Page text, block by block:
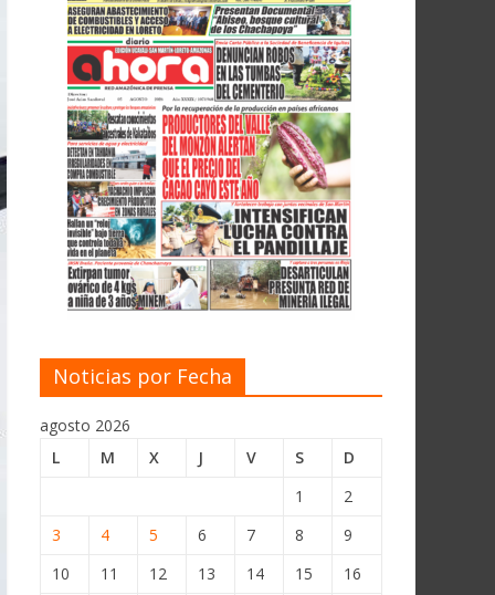
Noticias por Fecha
agosto 2026
L
M X J V S
D
1
2
3
4 5 6 7 8
9
10
11 12 13 14 15
16